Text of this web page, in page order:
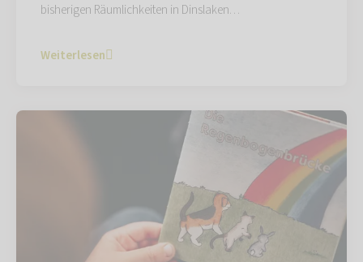
bisherigen Räumlichkeiten in Dinslaken…
Weiterlesen